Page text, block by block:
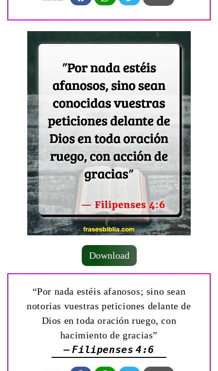
Download
“Por nada estéis afanosos; sino sean
notorias vuestras peticiones delante de
Dios en toda oración ruego, con
hacimiento de gracias”
— Filipenses 4:6